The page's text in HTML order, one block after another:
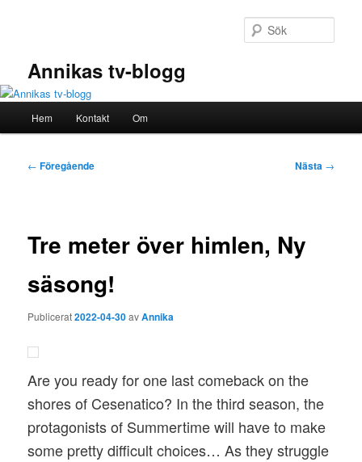
Annikas tv-blogg
Hem Kontakt Om
Inläggsnavigering
← Föregående Nästa →
Tre meter över himlen, Ny
säsong!
Publicerat2022-04-30avAnnika
Are you ready for one last comeback on the
shores of Cesenatico? In the third season, the
protagonists of Summertime will have to make
some pretty difficult choices… As they struggle